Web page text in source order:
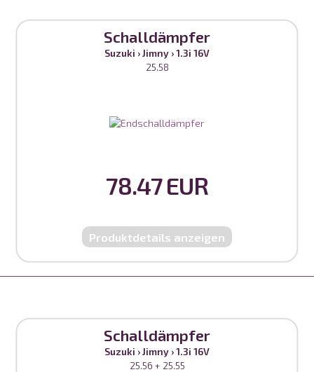
Schalldämpfer
Suzuki ›Jimny ›1.3i 16V
25.58
78.47 EUR
Produktdetails anzeigen
Schalldämpfer
Suzuki ›Jimny ›1.3i 16V
25.56 + 25.55